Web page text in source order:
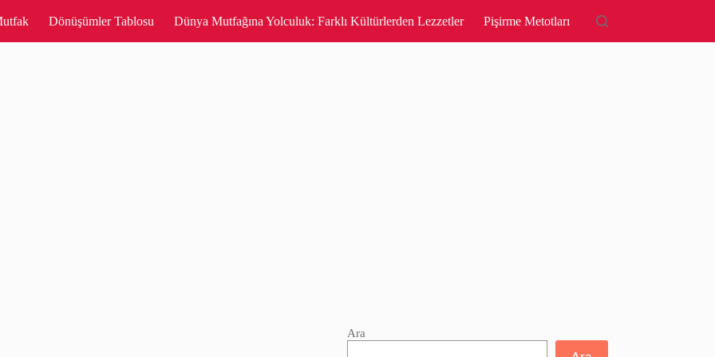
Dönüşümler Tablosu Dünya Mutfağına Yolculuk: Farklı Kültürlerden Lezzetler Pişirme Metotları
Ara